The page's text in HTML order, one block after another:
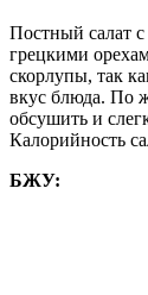
Постный салат
грецкими
скорлупы, так
вкус блюда. По
обсушить и
Калорийность
БЖУ: